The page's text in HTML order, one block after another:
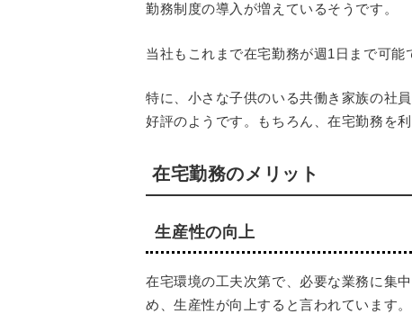
勤務制度の導入が増えているそうです。
当社もこれまで在宅勤務が週1日まで可能
特に、小さな子供のいる共働き家族の社
好評のようです。もちろん、在宅勤務を
在宅勤務のメリット
生産性の向上
在宅環境の工夫次第で、必要な業務に集
め、生産性が向上すると言われています。